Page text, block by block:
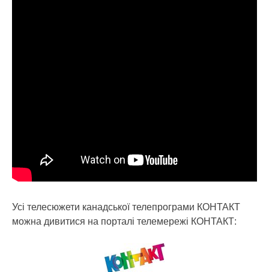
Усі телесюжети канадської телепрограми КОНТАКТ
можна дивитися на порталі телемережі КОНТАКТ: